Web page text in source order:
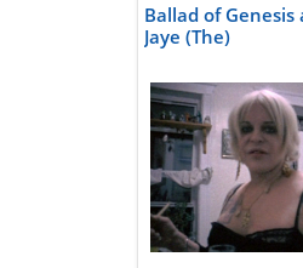
Ballad of Genesis
Jaye (The)